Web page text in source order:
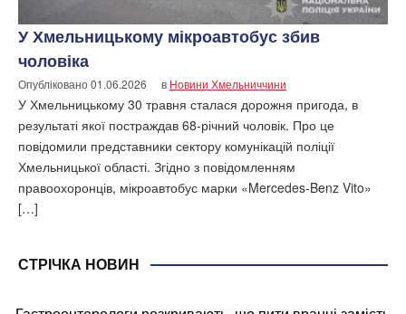
У Хмельницькому мікроавтобус збив
чоловіка
Опубліковано01.06.2026 в Новини Хмельниччини
У Хмельницькому 30 травня сталася дорожня пригода, в
результаті якої постраждав 68-річний чоловік. Про це
повідомили представники сектору комунікацій поліції
Хмельницької області. Згідно з повідомленням
правоохоронців, мікроавтобус марки «Mercedes-Benz Vito»
[…]
СТРІЧКА НОВИН